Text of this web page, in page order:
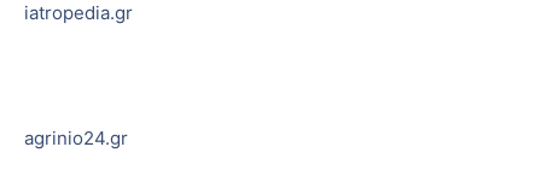
iatropedia.gr
agrinio24.gr